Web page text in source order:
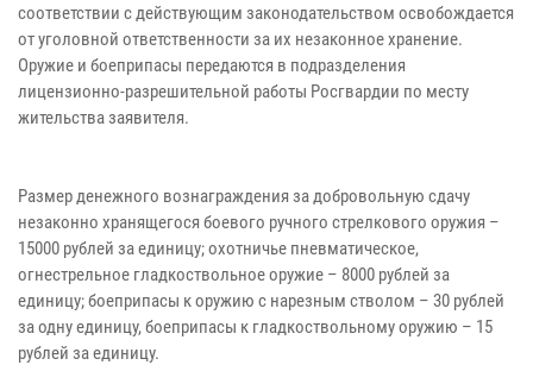
соответствии с действующим законодательством освобождается
от уголовной ответственности за их незаконное хранение.
Оружие и боеприпасы передаются в подразделения
лицензионно-разрешительной работы Росгвардии по месту
жительства заявителя.
Размер денежного вознаграждения за добровольную сдачу
незаконно хранящегося боевого ручного стрелкового оружия –
15000 рублей за единицу; охотничье пневматическое,
огнестрельное гладкоствольное оружие – 8000 рублей за
единицу; боеприпасы к оружию с нарезным стволом – 30 рублей
за одну единицу, боеприпасы к гладкоствольному оружию – 15
рублей за единицу.